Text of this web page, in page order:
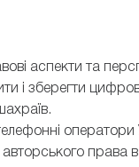
аспекти та
і зберегти
оператори
права в